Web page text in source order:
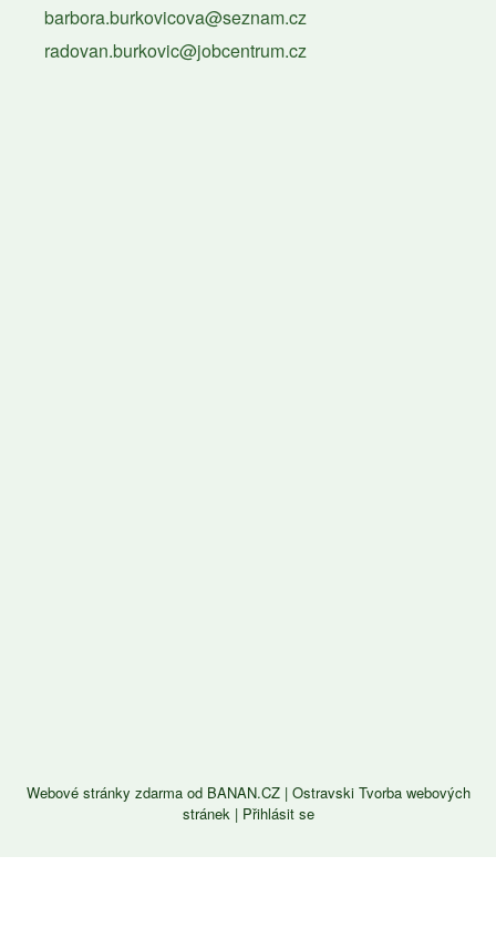
barbora.burkovicova@seznam.cz
radovan.burkovic@jobcentrum.cz
Webové stránky zdarmaod BANAN.CZ| Ostravski Tvorba webových
stránek | Přihlásit se